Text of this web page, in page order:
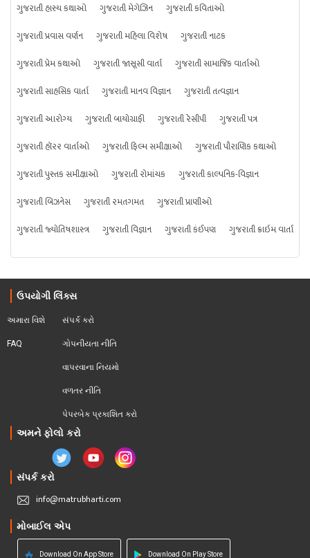
ગુજરાતી હાસ્ય કથાઓ
ગુજરાતી મેગેઝિન
ગુજરાતી કવિતાઓ
ગુજરાતી પ્રવાસ વર્ણન
ગુજરાતી મહિલા વિશેષ
ગુજરાતી નાટક
ગુજરાતી પ્રેમ કથાઓ
ગુજરાતી જાસૂસી વાર્તા
ગુજરાતી સામાજિક વાર્તાઓ
ગુજરાતી સાહસિક વાર્તા
ગુજરાતી માનવ વિજ્ઞાન
ગુજરાતી તત્વજ્ઞાન
ગુજરાતી આરોગ્ય
ગુજરાતી બાયોગ્રાફી ગુજરાતી રેસીપી
ગુજરાતી પત્ર
ગુજરાતી હૉરર વાર્તાઓ
ગુજરાતી ફિલ્મ સમીક્ષાઓ
ગુજરાતી પૌરાણિક કથાઓ
ગુજરાતી પુસ્તક સમીક્ષાઓ
ગુજરાતી રોમાંચક
ગુજરાતી કાલ્પનિક-વિજ્ઞાન
ગુજરાતી બિઝનેસ
ગુજરાતી રમતગમત
ગુજરાતી પ્રાણીઓ
ગુજરાતી જ્યોતિષશાસ્ત્ર
ગુજરાતી વિજ્ઞાન ગુજરાતી કંઈપણ ગુજરાતી ક્રાઇમ વાર્તા
ઉપયોગી લિંક્સ
અમારા વિશે
FAQ
સંપર્ક કરો
ગોપનીયતા નીતિ
વાપરવાના નિયમો
વળતર નીતિ
પેપરબેક પ્રકાશિત કરો
અમને ફોલો કરો
સંપર્ક કરો
info@matrubharti.com
મોબાઈલ એપ
Download On App Store Download On Play Store